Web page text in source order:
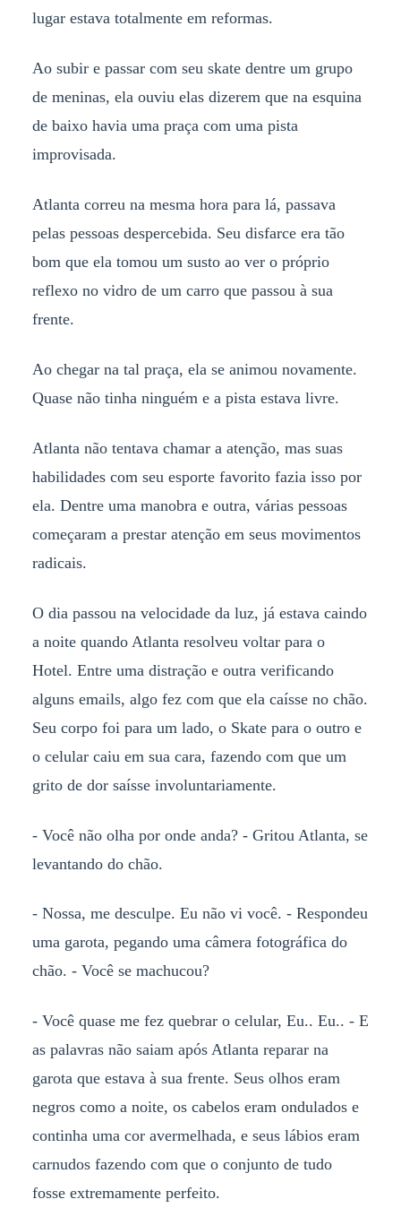
lugar estava totalmente em reformas.
Ao subir e passar com seu skate dentre um grupo
de meninas, ela ouviu elas dizerem que na esquina
de baixo havia uma praça com uma pista
improvisada.
Atlanta correu na mesma hora para lá, passava
pelas pessoas despercebida. Seu disfarce era tão
bom que ela tomou um susto ao ver o próprio
reflexo no vidro de um carro que passou à sua
frente.
Ao chegar na tal praça, ela se animou novamente.
Quase não tinha ninguém e a pista estava livre.
Atlanta não tentava chamar a atenção, mas suas
habilidades com seu esporte favorito fazia isso por
ela. Dentre uma manobra e outra, várias pessoas
começaram a prestar atenção em seus movimentos
radicais.
O dia passou na velocidade da luz, já estava caindo
a noite quando Atlanta resolveu voltar para o
Hotel. Entre uma distração e outra verificando
alguns emails, algo fez com que ela caísse no chão.
Seu corpo foi para um lado, o Skate para o outro e
o celular caiu em sua cara, fazendo com que um
grito de dor saísse involuntariamente.
- Você não olha por onde anda? - Gritou Atlanta, se
levantando do chão.
- Nossa, me desculpe. Eu não vi você. - Respondeu
uma garota, pegando uma câmera fotográfica do
chão. - Você se machucou?
- Você quase me fez quebrar o celular, Eu.. Eu.. - E
as palavras não saiam após Atlanta reparar na
garota que estava à sua frente. Seus olhos eram
negros como a noite, os cabelos eram ondulados e
continha uma cor avermelhada, e seus lábios eram
carnudos fazendo com que o conjunto de tudo
fosse extremamente perfeito.